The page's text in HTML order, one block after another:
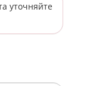
уточняйте